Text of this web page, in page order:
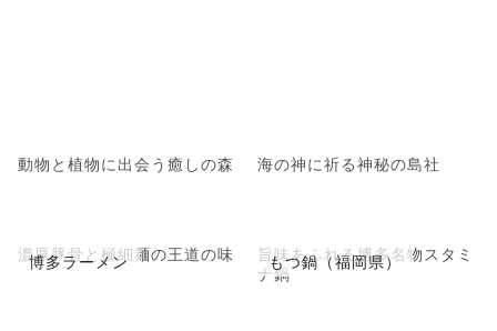
動物と植物に出会う癒しの森 海の神に祈る神秘の島社
博多ラーメン
濃厚豚骨と極細麺の王道の味 もつ鍋（福岡県）
旨味あふれる博多名物スタミ
ナ鍋